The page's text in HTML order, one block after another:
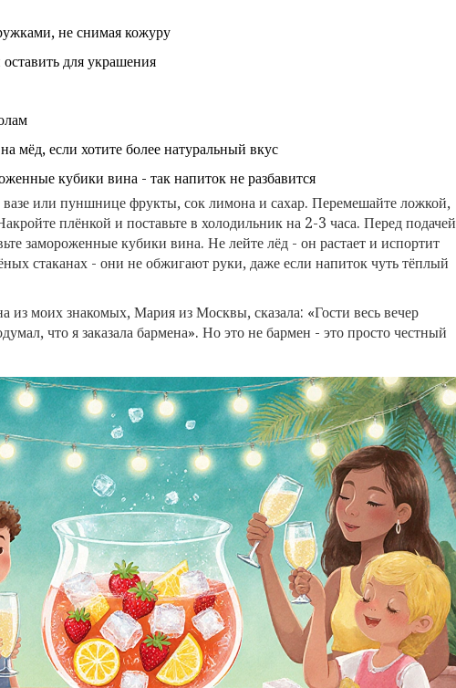
не снимая кожуру
для украшения
мёд, если хотите более натуральный вкус
кубики вина - так напиток не разбавится
вазе или пуншнице фрукты, сок лимона и сахар. Перемешайте ложкой,
плёнкой и поставьте в холодильник на 2-3 часа. Перед подачей
замороженные кубики вина. Не лейте лёд - он растает и испортит
стаканах - они не обжигают руки, даже если напиток чуть тёплый
из моих знакомых, Мария из Москвы, сказала: «Гости весь вечер
что я заказала бармена». Но это не бармен - это просто честный